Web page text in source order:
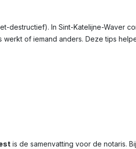
destructief). In Sint-Katelijne-Waver
of iemand anders. Deze tips
is de samenvatting voor de notaris.